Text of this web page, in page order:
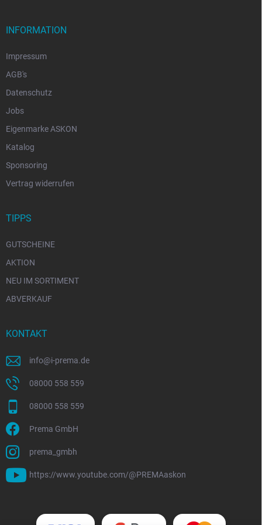
INFORMATION
Impressum
AGB's
Datenschutz
Jobs
Eigenmarke ASKON
Katalog
Sponsoring
Vertrag widerrufen
TIPPS
GUTSCHEINE
AKTION
NEU IM SORTIMENT
ABVERKAUF
KONTAKT
info@i-prema.de
08000 558 559
08000 558 559
Prema GmbH
prema_gmbh
https://www.youtube.com/@PREMAaskon